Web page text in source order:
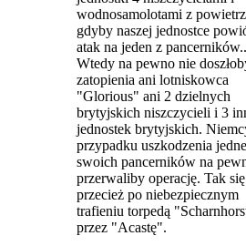
wodnosamolotami z
gdyby naszej jednostce
atak na jeden z
Wtedy na pewno nie
zatopienia ani lotniskowca
"Glorious" ani 2 dzielnych
brytyjskich niszczycieli i 3
jednostek brytyjskich.
przypadku uszkodzenia
swoich pancerników na
przerwaliby operację. Tak się
przecież po niebezpiecznym
trafieniu torpedą
przez "Acastę".